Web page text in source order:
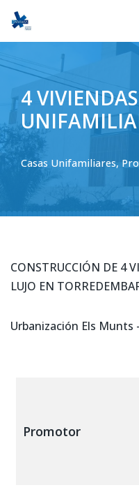
Ir
contenido
4 VIVIENDAS
Casas Unifamiliares,
CONSTRUCCIÓN DE 4
LUJO EN
Urbanización Els Munts
Promotor